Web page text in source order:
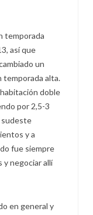
temporada
así que
un
temporada alta.
doble
por 2,5-3
sudeste
y a
fue siempre
y negociar allí
en general y